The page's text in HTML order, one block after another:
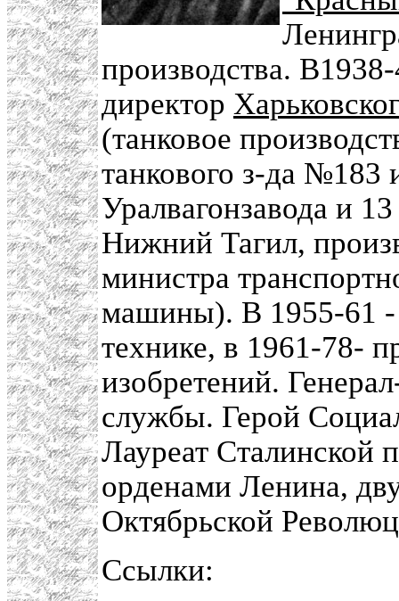
производства.
директор
(танковое
танкового з-да №183
Уралвагонзавода и
Нижний Тагил,
министра
машины). В 1955-61 -
технике, в 1961-78-
изобретений.
службы. Герой
Лауреат Сталинской
орденами Ленина,
Октябрьской
Ссылки: